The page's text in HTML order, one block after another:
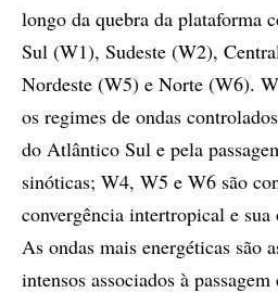
longo da quebra da plataforma
Sul (W1), Sudeste (W2),
Nordeste (W5) e Norte (W6).
os regimes de ondas
do Atlântico Sul e pela
sinóticas; W4, W5 e W6 são
convergência intertropical e
As ondas mais energéticas são
intensos associados à